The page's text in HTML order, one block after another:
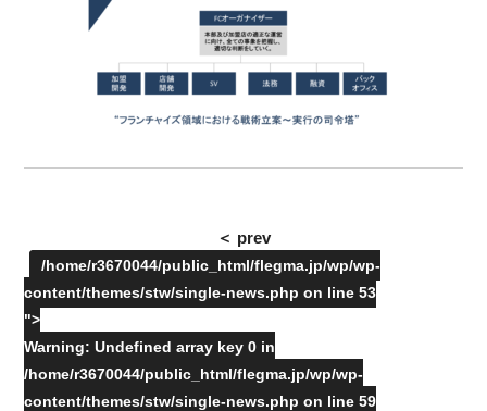
＜ prev
/home/r3670044/public_html/flegma.jp/wp/wp-
content/themes/stw/single-news.php on line53
">
Warning: Undefined array key 0 in
/home/r3670044/public_html/flegma.jp/wp/wp-
content/themes/stw/single-news.php on line59